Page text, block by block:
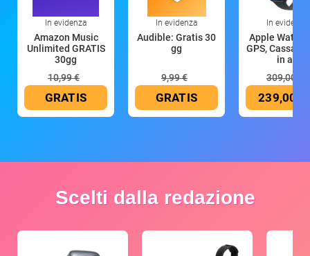
In evidenza
Amazon Music
Unlimited GRATIS
30gg
10,99 €
GRATIS
In evidenza
Audible: Gratis 30
gg
9,99 €
GRATIS
In evidenza
Apple Watch
GPS, Cassa
in all
309,00 €
239,00 €
Scelti dalla redazione